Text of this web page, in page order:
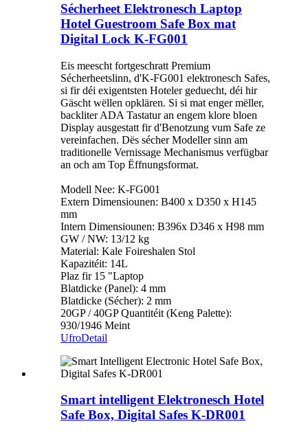
Sécherheet Elektronesch Laptop
Hotel Guestroom Safe Box mat
Digital Lock K-FG001
Eis meescht fortgeschratt Premium
Sécherheetslinn, d'K-FG001 elektronesch Safes,
si fir déi exigentsten Hoteler geduecht, déi hir
Gäscht wëllen opklären. Si si mat enger mëller,
backliter ADA Tastatur an engem klore bloen
Display ausgestatt fir d'Benotzung vum Safe ze
vereinfachen. Dës sécher Modeller sinn am
traditionelle Vernissage Mechanismus verfügbar
an och am Top Ëffnungsformat.
Modell Nee: K-FG001
Extern Dimensiounen: B400 x D350 x H145
mm
Intern Dimensiounen: B396x D346 x H98 mm
GW / NW: 13/12 kg
Material: Kale Foireshalen Stol
Kapazitéit: 14L
Plaz fir 15 "Laptop
Blatdicke (Panel): 4 mm
Blatdicke (Sécher): 2 mm
20GP / 40GP Quantitéit (Keng Palette):
930/1946 Meint
UfroDetail
Smart intelligent Elektronesch Hotel
Safe Box, Digital Safes K-DR001